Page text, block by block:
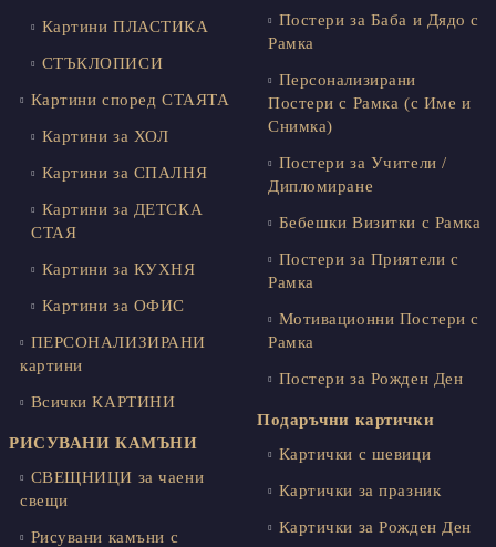
Картини ПЛАСТИКА
СТЪКЛОПИСИ
Картини според СТАЯТА
Картини за ХОЛ
Картини за СПАЛНЯ
Картини за ДЕТСКА
СТАЯ
Картини за КУХНЯ
Картини за ОФИС
ПЕРСОНАЛИЗИРАНИ
картини
Всички КАРТИНИ
РИСУВАНИ КАМЪНИ
СВЕЩНИЦИ за чаени
свещи
Рисувани камъни с
Постери за Баба и Дядо с
Рамка
Персонализирани
Постери с Рамка (с Име и
Снимка)
Постери за Учители /
Дипломиране
Бебешки Визитки с Рамка
Постери за Приятели с
Рамка
Мотивационни Постери с
Рамка
Постери за Рожден Ден
Подаръчни картички
Картички с шевици
Картички за празник
Картички за Рожден Ден